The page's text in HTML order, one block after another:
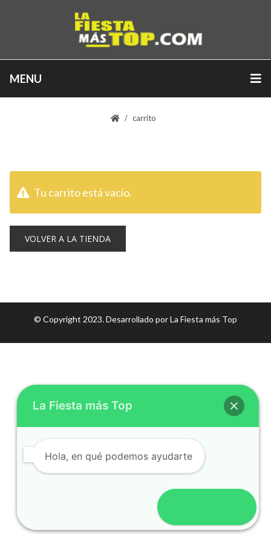
MENU
carrito
Tu carrito está vacío.
VOLVER A LA TIENDA
© Copyright 2023. Desarrollado porLa Fiesta más Top
La Fiesta más Top
Hola, en qué podemos ayudarte